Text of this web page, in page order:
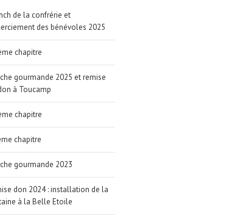
de la confrérie et
des bénévoles 2025
chapitre
gourmande 2025 et remise
à Toucamp
chapitre
chapitre
gourmande 2023
don 2024 : installation de la
à la Belle Etoile